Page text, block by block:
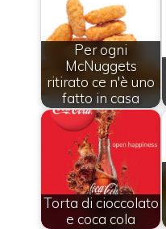
Per ogni
McNuggets
ritirato ce n'è uno
fatto in casa
Torta di cioccolato
e coca cola